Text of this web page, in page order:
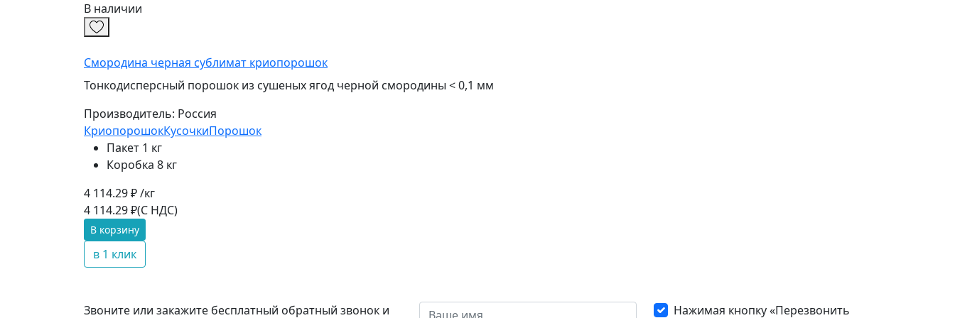
В наличии
Смородина черная сублимат криопорошок
Тонкодисперсный порошок из сушеных ягод черной смородины < 0,1 мм
Производитель: Россия
КриопорошокКусочкиПорошок
Пакет 1 кг
Коробка 8 кг
4 114.29 ₽ /кг
4 114.29 ₽(С НДС)
В корзину
в 1 клик
Звоните или закажите бесплатный обратный звонок и Нажимая кнопку «Перезвонить